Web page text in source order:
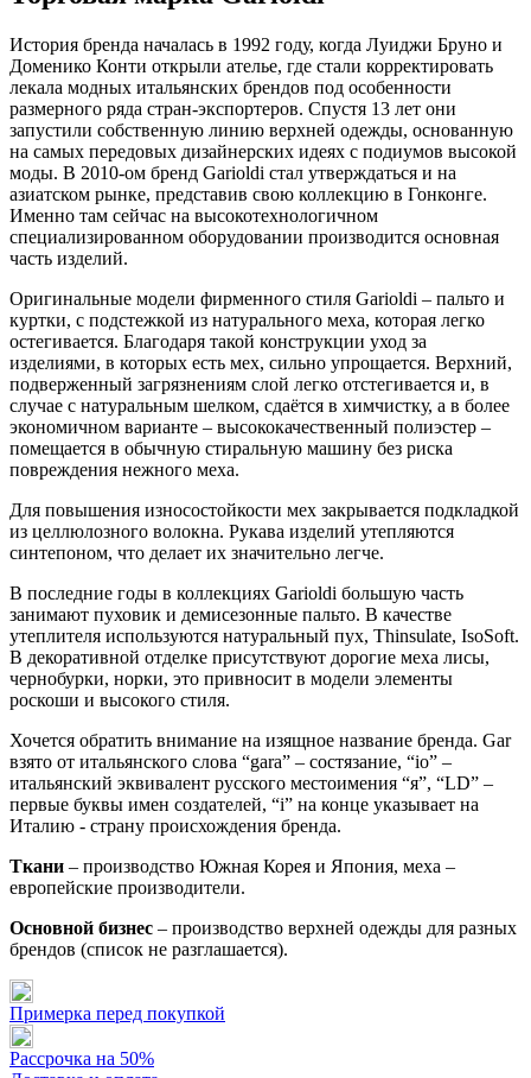
История бренда началась в 1992 году, когда Луиджи Бруно и
Доменико Конти открыли ателье, где стали корректировать
лекала модных итальянских брендов под особенности
размерного ряда стран-экспортеров. Спустя 13 лет они
запустили собственную линию верхней одежды, основанную
на самых передовых дизайнерских идеях с подиумов высокой
моды. В 2010-ом бренд Garioldi стал утверждаться и на
азиатском рынке, представив свою коллекцию в Гонконге.
Именно там сейчас на высокотехнологичном
специализированном оборудовании производится основная
часть изделий.
Оригинальные модели фирменного стиля Garioldi – пальто и
куртки, c подстежкой из натурального меха, которая легко
остегивается. Благодаря такой конструкции уход за
изделиями, в которых есть мех, сильно упрощается. Верхний,
подверженный загрязнениям слой легко отстегивается и, в
случае с натуральным шелком, сдаётся в химчистку, а в более
экономичном варианте – высококачественный полиэстер –
помещается в обычную стиральную машину без риска
повреждения нежного меха.
Для повышения износостойкости мех закрывается подкладкой
из целлюлозного волокна. Рукава изделий утепляются
синтепоном, что делает их значительно легче.
В последние годы в коллекциях Garioldi большую часть
занимают пуховик и демисезонные пальто. В качестве
утеплителя используются натуральный пух, Thinsulate, IsoSoft.
В декоративной отделке присутствуют дорогие меха лисы,
чернобурки, норки, это привносит в модели элементы
роскоши и высокого стиля.
Хочется обратить внимание на изящное название бренда. Gar
взято от итальянского слова “gara” – состязание, “io” –
итальянский эквивалент русского местоимения “я”, “LD” –
первые буквы имен создателей, “i” на конце указывает на
Италию - страну происхождения бренда.
Ткани – производство Южная Корея и Япония, меха –
европейские производители.
Основной бизнес – производство верхней одежды для разных
брендов (список не разглашается).
Примерка перед покупкой
Рассрочка на 50%